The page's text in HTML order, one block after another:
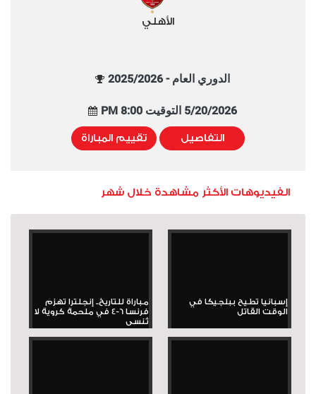
الأهلي
الدوري العام - 2025/2026
5/20/2026 التوقيت 8:00 PM
التفاصيل تقييم المباراة
الفيديوهات الأكثر مشاهدة خلال شهر
إسبانيا تطيح ببلجيكا في
الوقت القاتل
مباراة للتاريخ.. إنجلترا تهزم
فرنسا 6-4 في ملحمة كروية لا
تُنسى